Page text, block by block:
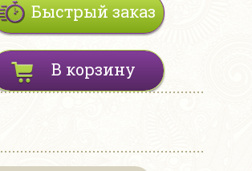
Быстрый заказ
В корзину